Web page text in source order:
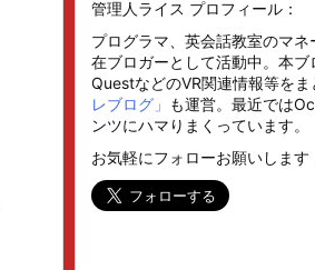
管理人ライス プロフィール：
プログラマ、英会話教室のマ
在ブロガーとして活動中。本
QuestなどのVR関連情報等をま
レブログ」 も運営。最近では
ンツにハマりまくっています。
お気軽にフォローお願いします